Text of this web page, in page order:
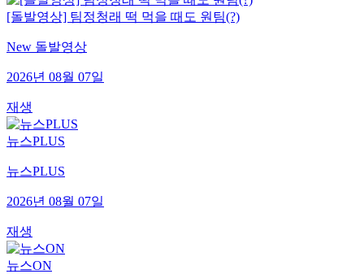
[돌발영상] 팀정청래 떡 먹을 때도 원팀(?)
New 돌발영상
2026년 08월 07일
재생
뉴스PLUS
뉴스PLUS
2026년 08월 07일
재생
뉴스ON